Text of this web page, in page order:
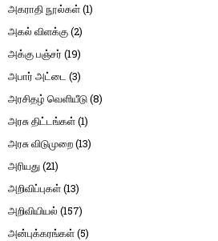
அகராதி நூல்கள்(1)
அகல் விளக்கு(2)
அக்கு பஞ்சர் (19)
அபார் அட்டை (3)
அரசிதழ் வெளியீடு(8)
அரசு திட்டங்கள்(1)
அரசு விடுமுறை(13)
அரியது(21)
அறிவிப்புகள்(13)
அறிவியியல் (157)
அன்புக்கரங்கள்(5)